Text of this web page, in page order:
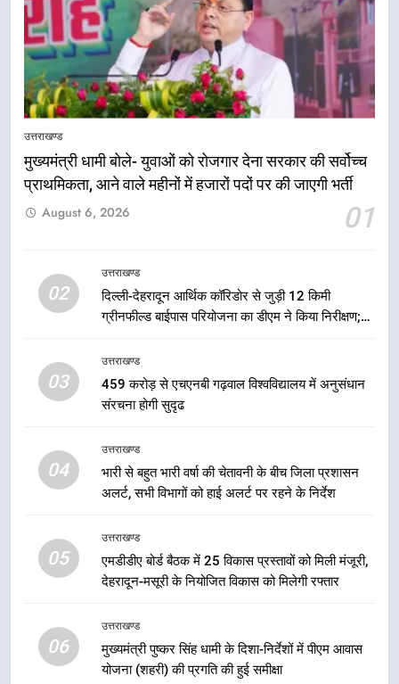
उत्तराखण्ड
मुख्यमंत्री धामी बोले- युवाओं को रोजगार देना सरकार की सर्वोच्च
प्राथमिकता, आने वाले महीनों में हजारों पदों पर की जाएगी भर्ती
01
August 6, 2026
02
उत्तराखण्ड
दिल्ली-देहरादून आर्थिक कॉरिडोर से जुड़ी 12 किमी
ग्रीनफील्ड बाईपास परियोजना का डीएम ने किया निरीक्षण;
सुरक्षा मानकों से कोई समझौता नहींः डीएम
03
उत्तराखण्ड
459 करोड़ से एचएनबी गढ़वाल विश्वविद्यालय में अनुसंधान
संरचना होगी सुदृढ
04
उत्तराखण्ड
भारी से बहुत भारी वर्षा की चेतावनी के बीच जिला प्रशासन
अलर्ट, सभी विभागों को हाई अलर्ट पर रहने के निर्देश
05
उत्तराखण्ड
एमडीडीए बोर्ड बैठक में 25 विकास प्रस्तावों को मिली मंजूरी,
देहरादून-मसूरी के नियोजित विकास को मिलेगी रफ्तार
06
उत्तराखण्ड
मुख्यमंत्री पुष्कर सिंह धामी के दिशा-निर्देशों में पीएम आवास
योजना (शहरी) की प्रगति की हुई समीक्षा
5
को मिली मंजूरी, देहरादून-मसूरी के
नियोजित विकास को मिलेगी रफ्तार
उत्तराखण्ड
की हुई समीक्षा
उत्तराखण्ड
बैरागीवाला हत्याकांड के फरार चल रहे
अभियुक्त को दून पुलिस ने हरिद्वार से किया
गिरफ्तार
8
भारी बारिश का अलर्ट! 6 अगस्त को
वाले महीनों में हजारों पदों पर की जाएगी
भर्ती
उत्तराखण्ड